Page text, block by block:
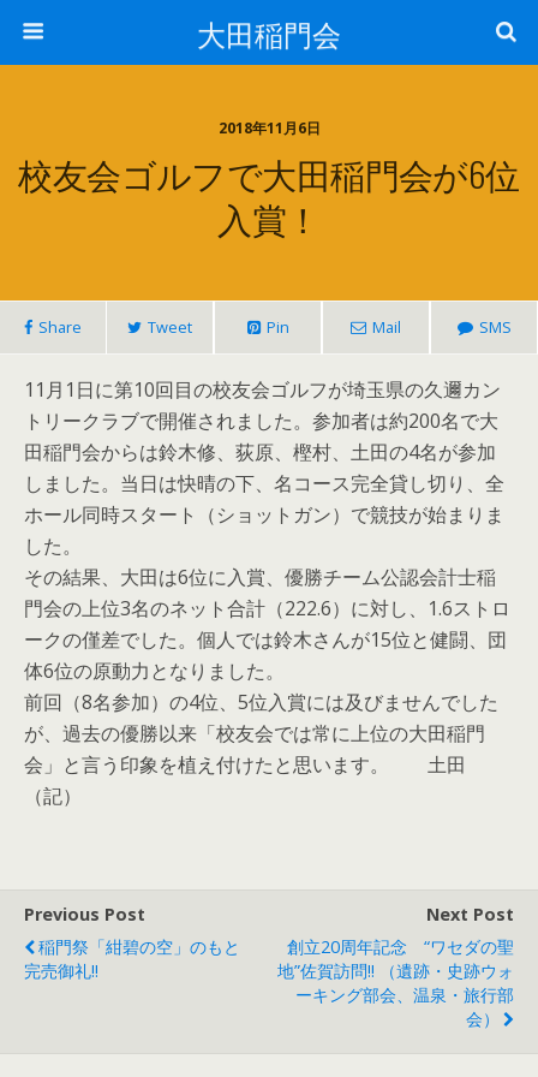
大田稲門会
2018年11月6日
校友会ゴルフで大田稲門会が6位
入賞！
Share Tweet Pin Mail SMS
11月1日に第10回目の校友会ゴルフが埼玉県の久邇カン
トリークラブで開催されました。参加者は約200名で大
田稲門会からは鈴木修、荻原、樫村、土田の4名が参加
しました。当日は快晴の下、名コース完全貸し切り、全
ホール同時スタート（ショットガン）で競技が始まりま
した。
その結果、大田は6位に入賞、優勝チーム公認会計士稲
門会の上位3名のネット合計（222.6）に対し、1.6ストロ
ークの僅差でした。個人では鈴木さんが15位と健闘、団
体6位の原動力となりました。
前回（8名参加）の4位、5位入賞には及びませんでした
が、過去の優勝以来「校友会では常に上位の大田稲門
会」と言う印象を植え付けたと思います。 土田
（記）
Previous Post
稲門祭「紺碧の空」のもと
完売御礼!!
Next Post
創立20周年記念 “ワセダの聖
地”佐賀訪問!! （遺跡・史跡ウォ
ーキング部会、温泉・旅行部
会）